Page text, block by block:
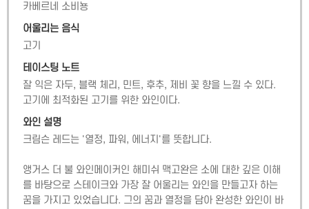
카베르네 소비뇽
어울리는 음식
고기
테이스팅 노트
잘 익은 자두, 블랙 체리, 민트, 후추, 제비 꽃 향을 느낄 수 있다.
고기에 최적화된 고기를 위한 와인이다.
와인 설명
크림슨 레드는 '열정, 파워, 에너지'를 뜻합니다.
앵거스 더 불 와인메이커인 해미쉬 맥고완은 소에 대한 깊은 이해
를 바탕으로 스테이크와 가장 잘 어울리는 와인을 만들고자 하는
꿈을 가지고 있었습니다. 그의 꿈과 열정을 담아 완성한 와인이 바